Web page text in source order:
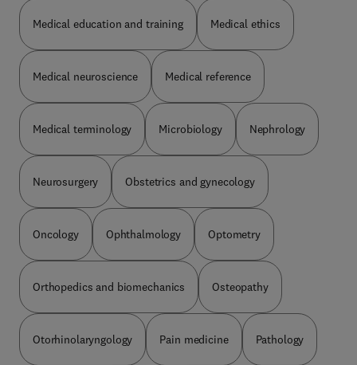
Medical education and training Medical ethics
Medical neuroscience Medical reference
Medical terminology Microbiology Nephrology
Neurosurgery Obstetrics and gynecology
Oncology Ophthalmology Optometry
Orthopedics and biomechanics Osteopathy
Otorhinolaryngology Pain medicine Pathology